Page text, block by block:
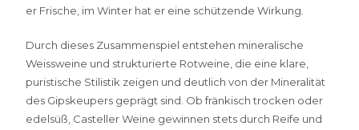
er Frische, im Winter hat er eine schützende Wirkung.
Durch dieses Zusammenspiel entstehen mineralische
Weissweine und strukturierte Rotweine, die eine klare,
puristische Stilistik zeigen und deutlich von der Mineralität
des Gipskeupers geprägt sind. Ob fränkisch trocken oder
edelsüß, Casteller Weine gewinnen stets durch Reife und